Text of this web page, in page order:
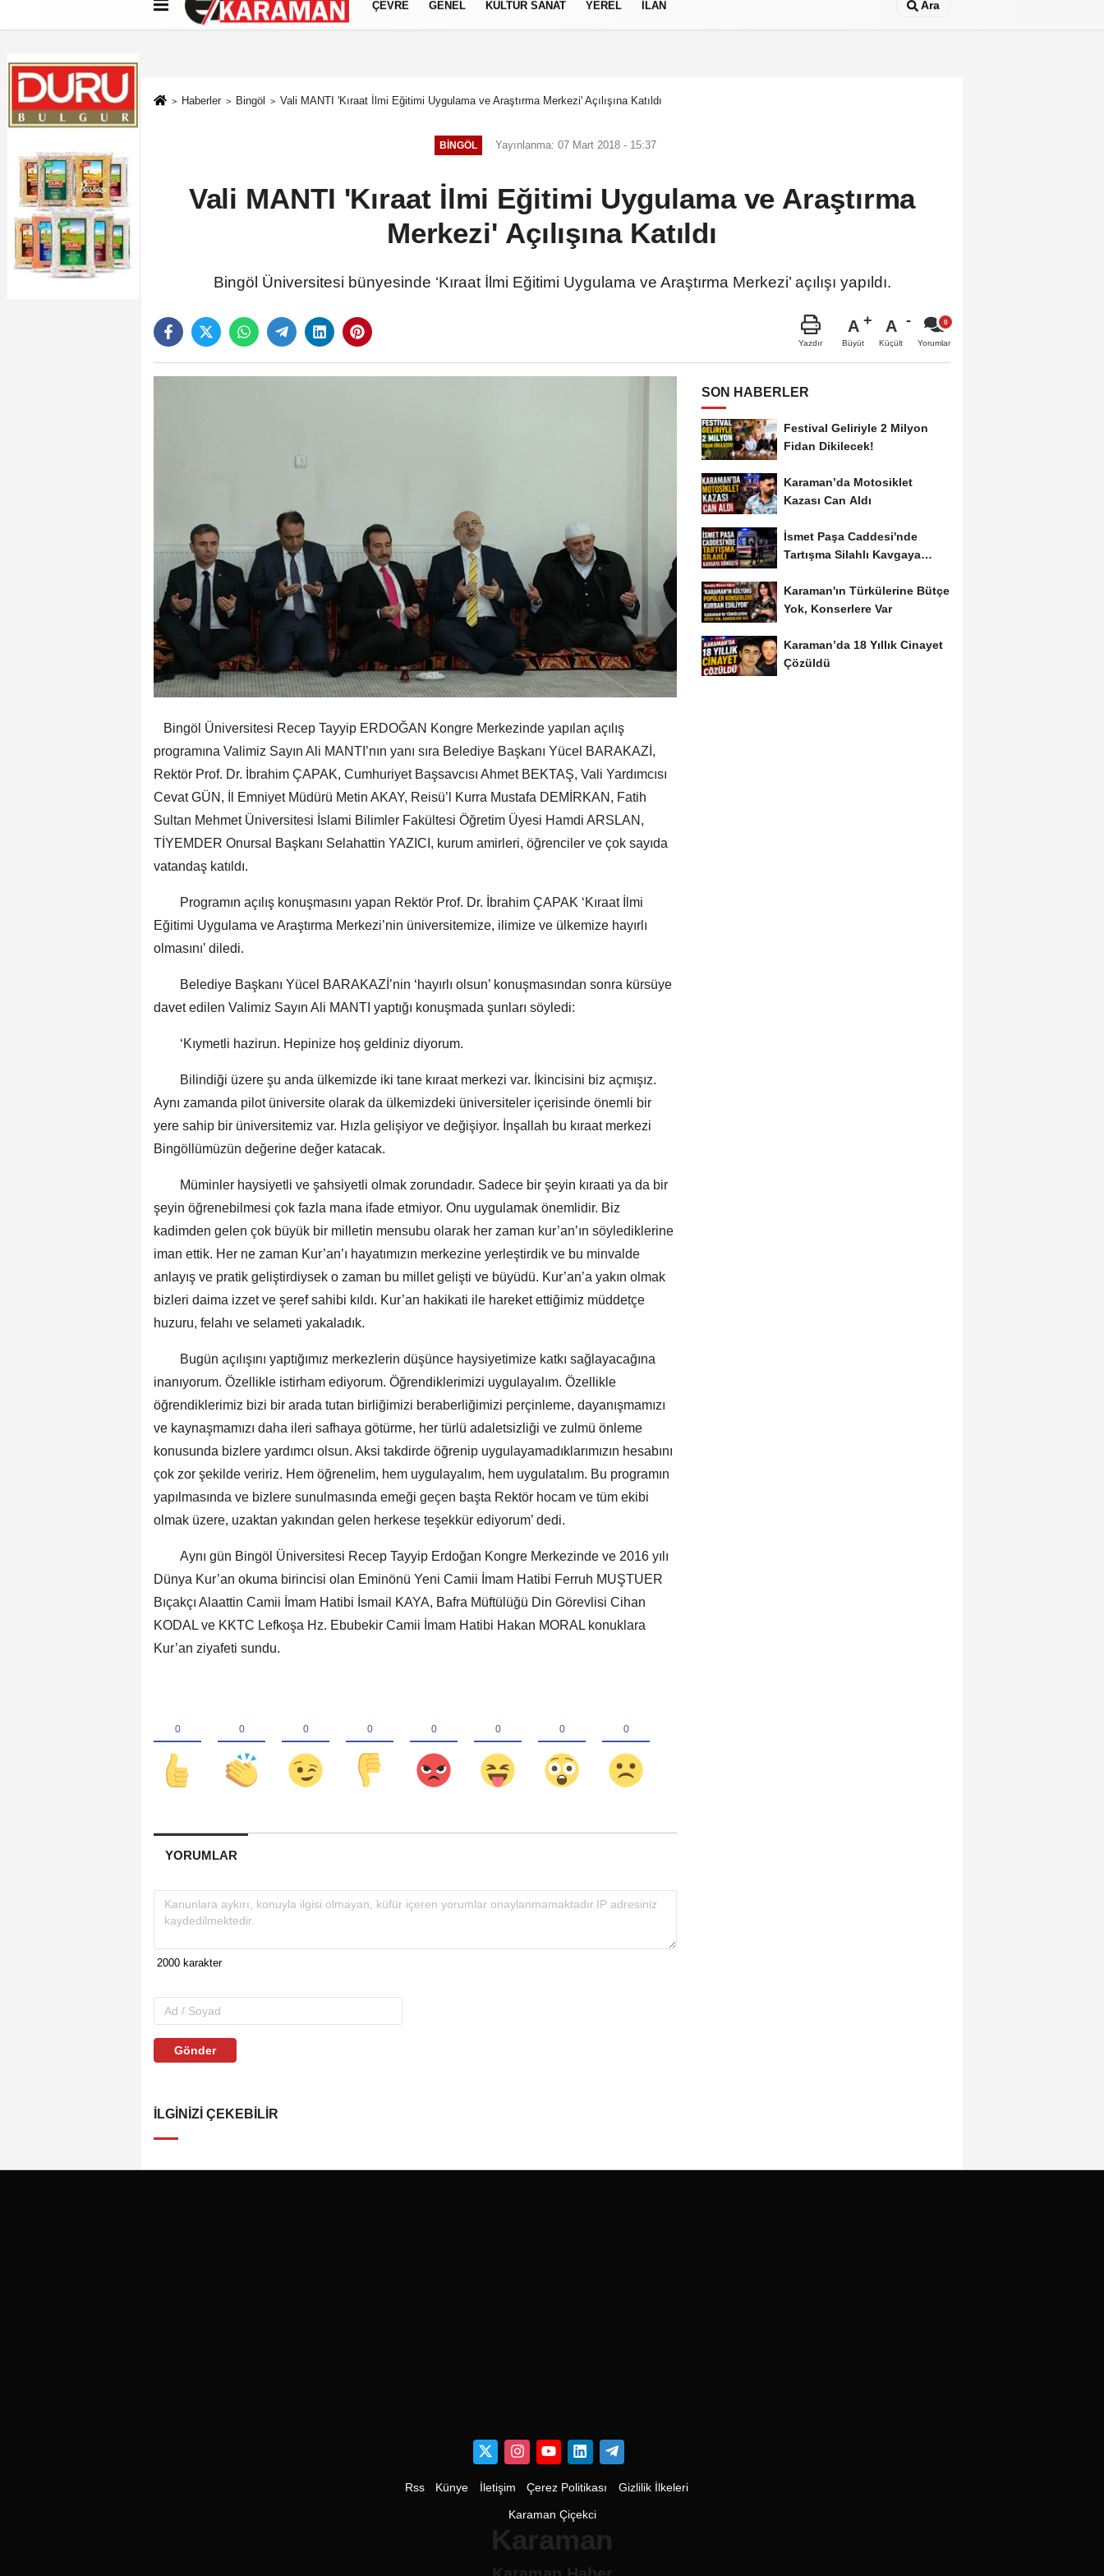
Künye İletişim Çerez Politikası Gizlilik İlkeleri
ÇEVRE GENEL KÜLTÜR SANAT YEREL İLAN Ara
Haberler Bingöl Vali MANTI 'Kıraat İlmi Eğitimi Uygulama ve Araştırma Merkezi' Açılışına Katıldı
BINGÖL Yayınlanma: 07 Mart 2018 - 15:37
Vali MANTI 'Kıraat İlmi Eğitimi Uygulama ve Araştırma
Merkezi' Açılışına Katıldı
Bingöl Üniversitesi bünyesinde ‘Kıraat İlmi Eğitimi Uygulama ve Araştırma Merkezi’ açılışı yapıldı.
Yazdır
A
Büyüt
A
Küçült Yorumlar
Bingöl Üniversitesi Recep Tayyip ERDOĞAN Kongre Merkezinde yapılan açılış
programına Valimiz Sayın Ali MANTI’nın yanı sıra Belediye Başkanı Yücel BARAKAZİ,
Rektör Prof. Dr. İbrahim ÇAPAK, Cumhuriyet Başsavcısı Ahmet BEKTAŞ, Vali Yardımcısı
Cevat GÜN, İl Emniyet Müdürü Metin AKAY, Reisü’l Kurra Mustafa DEMİRKAN, Fatih
Sultan Mehmet Üniversitesi İslami Bilimler Fakültesi Öğretim Üyesi Hamdi ARSLAN,
TİYEMDER Onursal Başkanı Selahattin YAZICI, kurum amirleri, öğrenciler ve çok sayıda
vatandaş katıldı.
Programın açılış konuşmasını yapan Rektör Prof. Dr. İbrahim ÇAPAK ‘Kıraat İlmi
Eğitimi Uygulama ve Araştırma Merkezi’nin üniversitemize, ilimize ve ülkemize hayırlı
olmasını’ diledi.
Belediye Başkanı Yücel BARAKAZİ’nin ‘hayırlı olsun’ konuşmasından sonra kürsüye
davet edilen Valimiz Sayın Ali MANTI yaptığı konuşmada şunları söyledi:
‘Kıymetli hazirun. Hepinize hoş geldiniz diyorum.
Bilindiği üzere şu anda ülkemizde iki tane kıraat merkezi var. İkincisini biz açmışız.
Aynı zamanda pilot üniversite olarak da ülkemizdeki üniversiteler içerisinde önemli bir
yere sahip bir üniversitemiz var. Hızla gelişiyor ve değişiyor. İnşallah bu kıraat merkezi
Bingöllümüzün değerine değer katacak.
Müminler haysiyetli ve şahsiyetli olmak zorundadır. Sadece bir şeyin kıraati ya da bir
şeyin öğrenebilmesi çok fazla mana ifade etmiyor. Onu uygulamak önemlidir. Biz
kadimden gelen çok büyük bir milletin mensubu olarak her zaman kur’an’ın söylediklerine
iman ettik. Her ne zaman Kur’an’ı hayatımızın merkezine yerleştirdik ve bu minvalde
anlayış ve pratik geliştirdiysek o zaman bu millet gelişti ve büyüdü. Kur’an’a yakın olmak
bizleri daima izzet ve şeref sahibi kıldı. Kur’an hakikati ile hareket ettiğimiz müddetçe
huzuru, felahı ve selameti yakaladık.
Bugün açılışını yaptığımız merkezlerin düşünce haysiyetimize katkı sağlayacağına
inanıyorum. Özellikle istirham ediyorum. Öğrendiklerimizi uygulayalım. Özellikle
öğrendiklerimiz bizi bir arada tutan birliğimizi beraberliğimizi perçinleme, dayanışmamızı
ve kaynaşmamızı daha ileri safhaya götürme, her türlü adaletsizliği ve zulmü önleme
konusunda bizlere yardımcı olsun. Aksi takdirde öğrenip uygulayamadıklarımızın hesabını
çok zor şekilde veririz. Hem öğrenelim, hem uygulayalım, hem uygulatalım. Bu programın
yapılmasında ve bizlere sunulmasında emeği geçen başta Rektör hocam ve tüm ekibi
olmak üzere, uzaktan yakından gelen herkese teşekkür ediyorum’ dedi.
Aynı gün Bingöl Üniversitesi Recep Tayyip Erdoğan Kongre Merkezinde ve 2016 yılı
Dünya Kur’an okuma birincisi olan Eminönü Yeni Camii İmam Hatibi Ferruh MUŞTUER
Bıçakçı Alaattin Camii İmam Hatibi İsmail KAYA, Bafra Müftülüğü Din Görevlisi Cihan
KODAL ve KKTC Lefkoşa Hz. Ebubekir Camii İmam Hatibi Hakan MORAL konuklara
Kur’an ziyafeti sundu.
YORUMLAR
Gönder
İLGINIZI ÇEKEBILIR
SON HABERLER
Festival Geliriyle 2 Milyon
Fidan Dikilecek!
Karaman’da Motosiklet
Kazası Can Aldı
İsmet Paşa Caddesi'nde
Tartışma Silahlı Kavgaya
Karaman'ın Türkülerine Bütçe
Yok, Konserlere Var
Karaman’da 18 Yıllık Cinayet
Çözüldü
Rss Künye İletişim Çerez Politikası Gizlilik İlkeleri
Karaman Çiçekci
Karaman